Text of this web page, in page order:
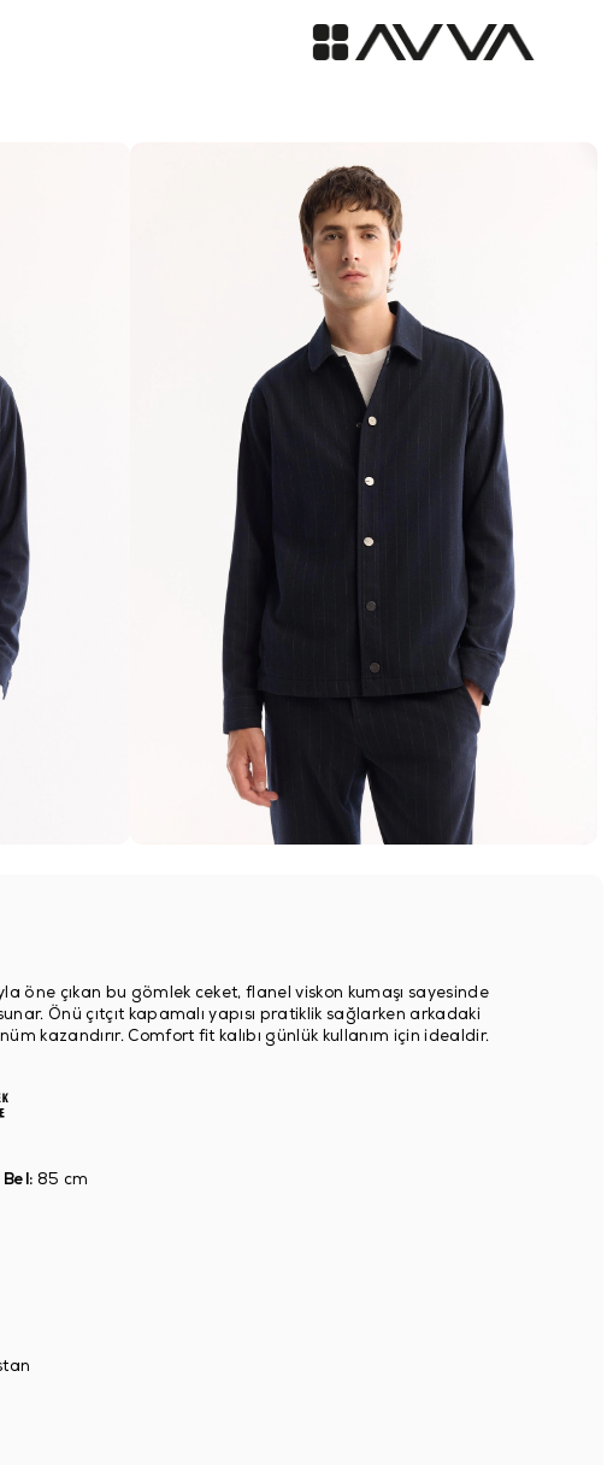
öne çıkan bu gömlek ceket, flanel viskon kumaşı sayesinde
Önü çıtçıt kapamalı yapısı pratiklik sağlarken arkadaki
kazandırır. Comfort fit kalıbı günlük kullanım için idealdir.
Bel: 85 cm